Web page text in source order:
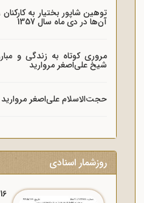
توهین شاپور بختیار به
آن‌ها در دی ماه سال 1357
مروری کوتاه به زندگی و
شیخ علی‌اصغر مروارید
حجت‌الاسلام علی‌اصغر مروارید (متوفی
روزشمار اسنادی
16 مرداد